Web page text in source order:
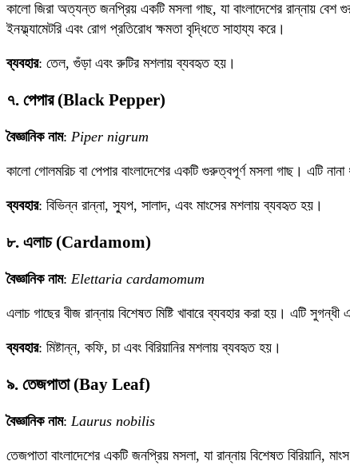
কালো জিরা অত্যন্ত জনপ্রিয় একটি মসলা গাছ, যা বাংলাদেশের রান্নায় বেশ
ইনফ্ল্যামেটরি এবং রোগ প্রতিরোধ ক্ষমতা বৃদ্ধিতে সাহায্য করে।
ব্যবহার: তেল, গুঁড়া এবং রুটির মশলায় ব্যবহৃত হয়।
৭. পেপার (Black Pepper)
বৈজ্ঞানিক নাম: Piper nigrum
কালো গোলমরিচ বা পেপার বাংলাদেশের একটি গুরুত্বপূর্ণ মসলা গাছ। এটি
ব্যবহার: বিভিন্ন রান্না, স্যুপ, সালাদ, এবং মাংসের মশলায় ব্যবহৃত হয়।
৮. এলাচ (Cardamom)
বৈজ্ঞানিক নাম: Elettaria cardamomum
এলাচ গাছের বীজ রান্নায় বিশেষত মিষ্টি খাবারে ব্যবহার করা হয়। এটি
ব্যবহার: মিষ্টান্ন, কফি, চা এবং বিরিয়ানির মশলায় ব্যবহৃত হয়।
৯. তেজপাতা (Bay Leaf)
বৈজ্ঞানিক নাম: Laurus nobilis
তেজপাতা বাংলাদেশের একটি জনপ্রিয় মসলা, যা রান্নায় বিশেষত বিরিয়ানি,